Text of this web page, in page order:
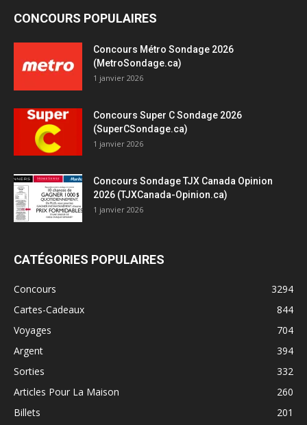
CONCOURS POPULAIRES
Concours Métro Sondage 2026
(MetroSondage.ca)
1 janvier 2026
Concours Super C Sondage 2026
(SuperCSondage.ca)
1 janvier 2026
Concours Sondage TJX Canada Opinion
2026 (TJXCanada-Opinion.ca)
1 janvier 2026
CATÉGORIES POPULAIRES
Concours
3294
Cartes-Cadeaux
844
Voyages
704
Argent
394
Sorties
332
Articles Pour La Maison
260
Billets
201